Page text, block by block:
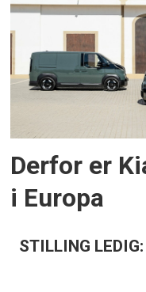
Derfor er
i Europa
STILLING LEDIG: